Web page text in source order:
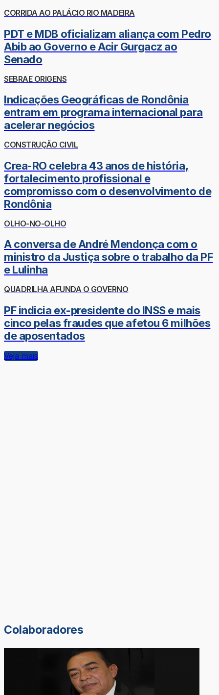
CORRIDA AO PALÁCIO RIO MADEIRA
PDT e MDB oficializam aliança com Pedro
Abib ao Governo e Acir Gurgacz ao
Senado
SEBRAE ORIGENS
Indicações Geográficas de Rondônia
entram em programa internacional para
acelerar negócios
CONSTRUÇÃO CIVIL
Crea-RO celebra 43 anos de história,
fortalecimento profissional e
compromisso com o desenvolvimento de
Rondônia
OLHO-NO-OLHO
A conversa de André Mendonça com o
ministro da Justiça sobre o trabalho da PF
e Lulinha
QUADRILHA AFUNDA O GOVERNO
PF indicia ex-presidente do INSS e mais
cinco pelas fraudes que afetou 6 milhões
de aposentados
Veja mais
Colaboradores